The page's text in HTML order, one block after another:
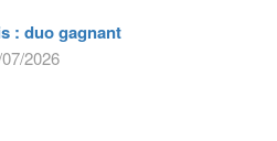
: duo gagnant
2026